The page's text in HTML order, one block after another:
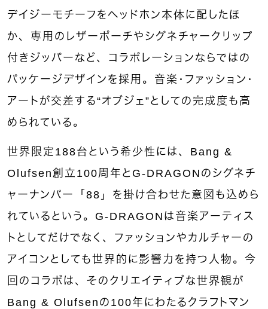
デイジーモチーフをヘッドホン本体に配したほ
か、専用のレザーポーチやシグネチャークリップ
付きジッパーなど、コラボレーションならではの
パッケージデザインを採用。音楽・ファッション・
アートが交差する“オブジェ”としての完成度も高
められている。
世界限定188台という希少性には、Bang &
Olufsen創立100周年とG-DRAGONのシグネチ
ャーナンバー「88」を掛け合わせた意図も込めら
れているという。G-DRAGONは音楽アーティス
トとしてだけでなく、ファッションやカルチャーの
アイコンとしても世界的に影響力を持つ人物。今
回のコラボは、そのクリエイティブな世界観が
Bang & Olufsenの100年にわたるクラフトマン